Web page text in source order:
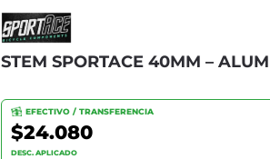
STEM SPORTACE 40MM –
EFECTIVO / TRANSFERENCIA
$24.080
DESC. APLICADO